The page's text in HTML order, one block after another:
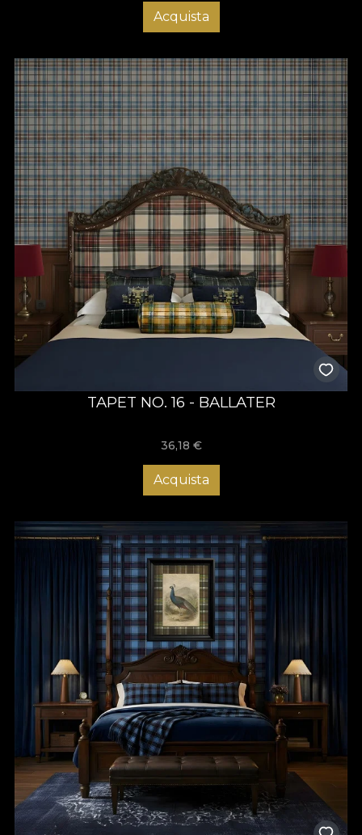
Acquista
TAPET NO. 16 - BALLATER
36,18 €
Acquista